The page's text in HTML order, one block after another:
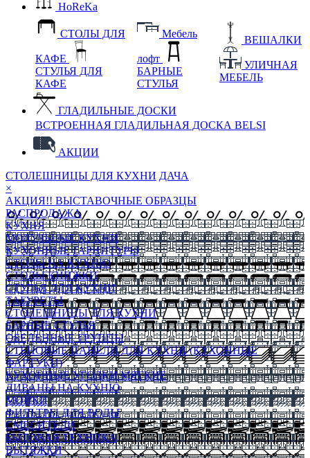
HoReKa
СТОЛЫ ДЛЯ
КАФЕ
СТУЛЬЯ ДЛЯ
КАФЕ
Мебель
лофт
БАРНЫЕ
СТУЛЬЯ
ВЕШАЛКИ
УЛИЧНАЯ
МЕБЕЛЬ
ГЛАДИЛЬНЫЕ ДОСКИ
ВСТРОЕННАЯ ГЛАДИЛЬНАЯ ДОСКА BELSI
АКЦИИ
СТОЛЕШНИЦЫ ДЛЯ КУХНИ ДАЧА
×
АКЦИЯ!! ВЫСТАВОЧНЫЕ ОБРАЗЦЫ
РАСПРОДАЖА
КУХНЯ
МОДУЛЬНЫЕ КУХНИ
КУХОННЫЕ ГАРНИТУРЫ
СТОЛЫ НА КУХНЮ
СТОЛЫ КНИЖКИ
СТУЛЬЯ ДЛЯ КУХНИ
ТАБУРЕТЫ
СТОЛЕШНИЦЫ ДЛЯ КУХНИ
БАРНЫЕ СТУЛЬЯ
ОБЕДЕННЫЕ ГРУППЫ
СТЕНОВЫЕ ПАНЕЛИ ДЛЯ КУХНИ (КУХОННЫЕ
ФАРТУКИ)
КУХОННЫЕ УГОЛКИ МЯГКИЕ
ДИВАНЫ НА КУХНЮ
МОЙКИ
ФИЛЬТРЫ ДЛЯ ВОДЫ
СМЕСИТЕЛИ
БЫТОВАЯ ТЕХНИКА
ВЫТЯЖКИ